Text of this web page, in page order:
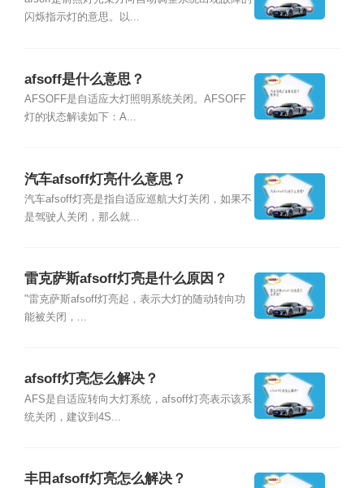
闪烁指示灯的意思。以...
afsoff是什么意思？
AFSOFF是自适应大灯照明系统关闭。AFSOFF
灯的状态解读如下：A...
汽车afsoff灯亮什么意思？
汽车afsoff灯亮是指自适应巡航大灯关闭，如果不
是驾驶人关闭，那么就...
雷克萨斯afsoff灯亮是什么原因？
"雷克萨斯afsoff灯亮起，表示大灯的随动转向功
能被关闭，...
afsoff灯亮怎么解决？
AFS是自适应转向大灯系统，afsoff灯亮表示该系
统关闭，建议到4S...
丰田afsoff灯亮怎么解决？